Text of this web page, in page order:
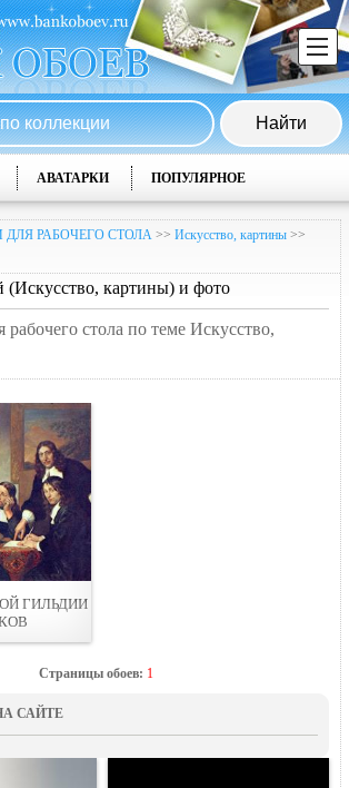
АВАТАРКИ ПОПУЛЯРНОЕ
ДЛЯ РАБОЧЕГО СТОЛА >> Искусство, картины >>
картины) и фото
рабочего стола по теме Искусство,
ГИЛЬДИИ
Страницы обоев: 1
САЙТЕ